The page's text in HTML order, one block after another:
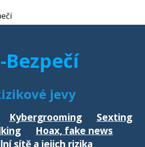
Bezpečí
jevy
Kybergrooming
Sexting
Hoax, fake news
sítě a jejich rizika